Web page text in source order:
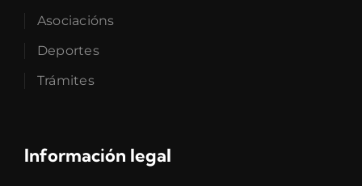
Asociacións
Deportes
Trámites
Información legal